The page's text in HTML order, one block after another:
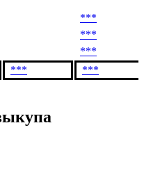
выплата
***
***
***